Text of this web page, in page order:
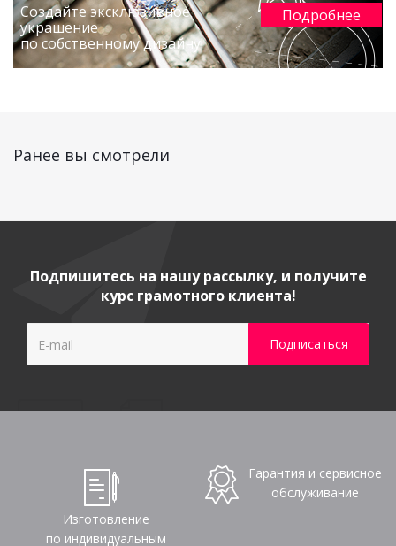
Создайте эксклюзивное
украшение
по собственному дизайну!
Подробнее
Ранее вы смотрели
Подпишитесь на нашу рассылку, и получите
курс грамотного клиента!
Изготовление
по индивидуальным
Гарантия и сервисное
обслуживание